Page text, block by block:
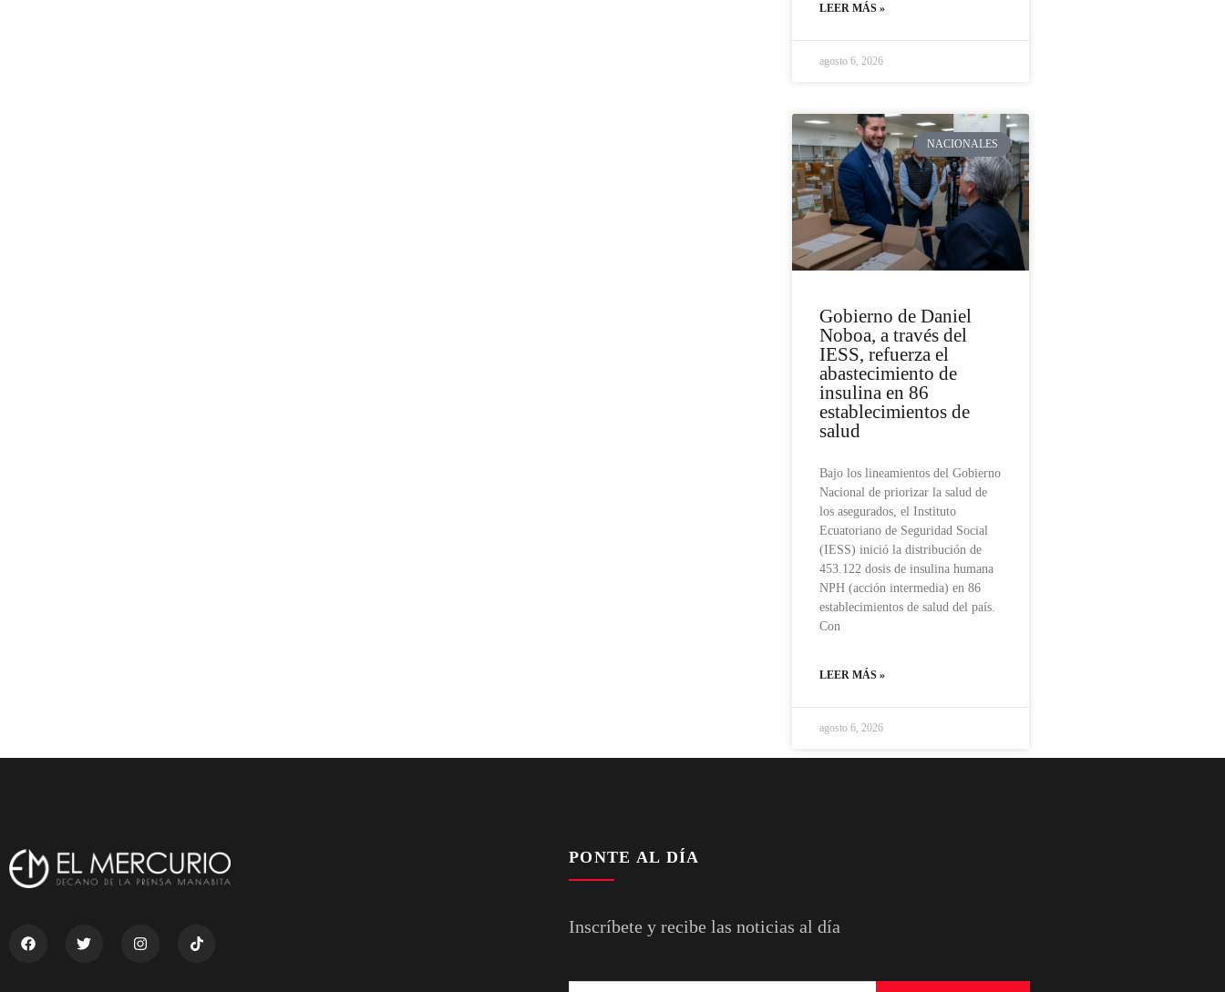
LEER MÁS »
agosto 6, 2026
NACIONALES
Gobierno de Daniel
Noboa, a través del
IESS, refuerza el
abastecimiento de
insulina en 86
establecimientos de
salud
Bajo los lineamientos del Gobierno
Nacional de priorizar la salud de
los asegurados, el Instituto
Ecuatoriano de Seguridad Social
(IESS) inició la distribución de
453.122 dosis de insulina humana
NPH (acción intermedia) en 86
establecimientos de salud del país.
Con
LEER MÁS »
agosto 6, 2026
PONTE AL DÍA
Inscríbete y recibe las noticias al día